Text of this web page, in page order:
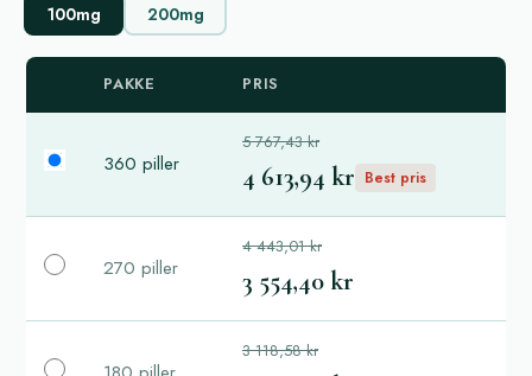
100mg 200mg
PAKKE PRIS
360 piller
5 767,43 kr
4 613,94 kr Best pris
270 piller
4 443,01 kr
3 554,40 kr
3 118,58 kr